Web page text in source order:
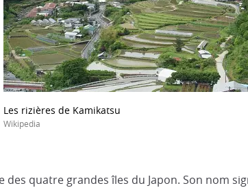
Les rizières de Kamikatsu
Wikipedia
des quatre grandes îles du Japon. Son nom